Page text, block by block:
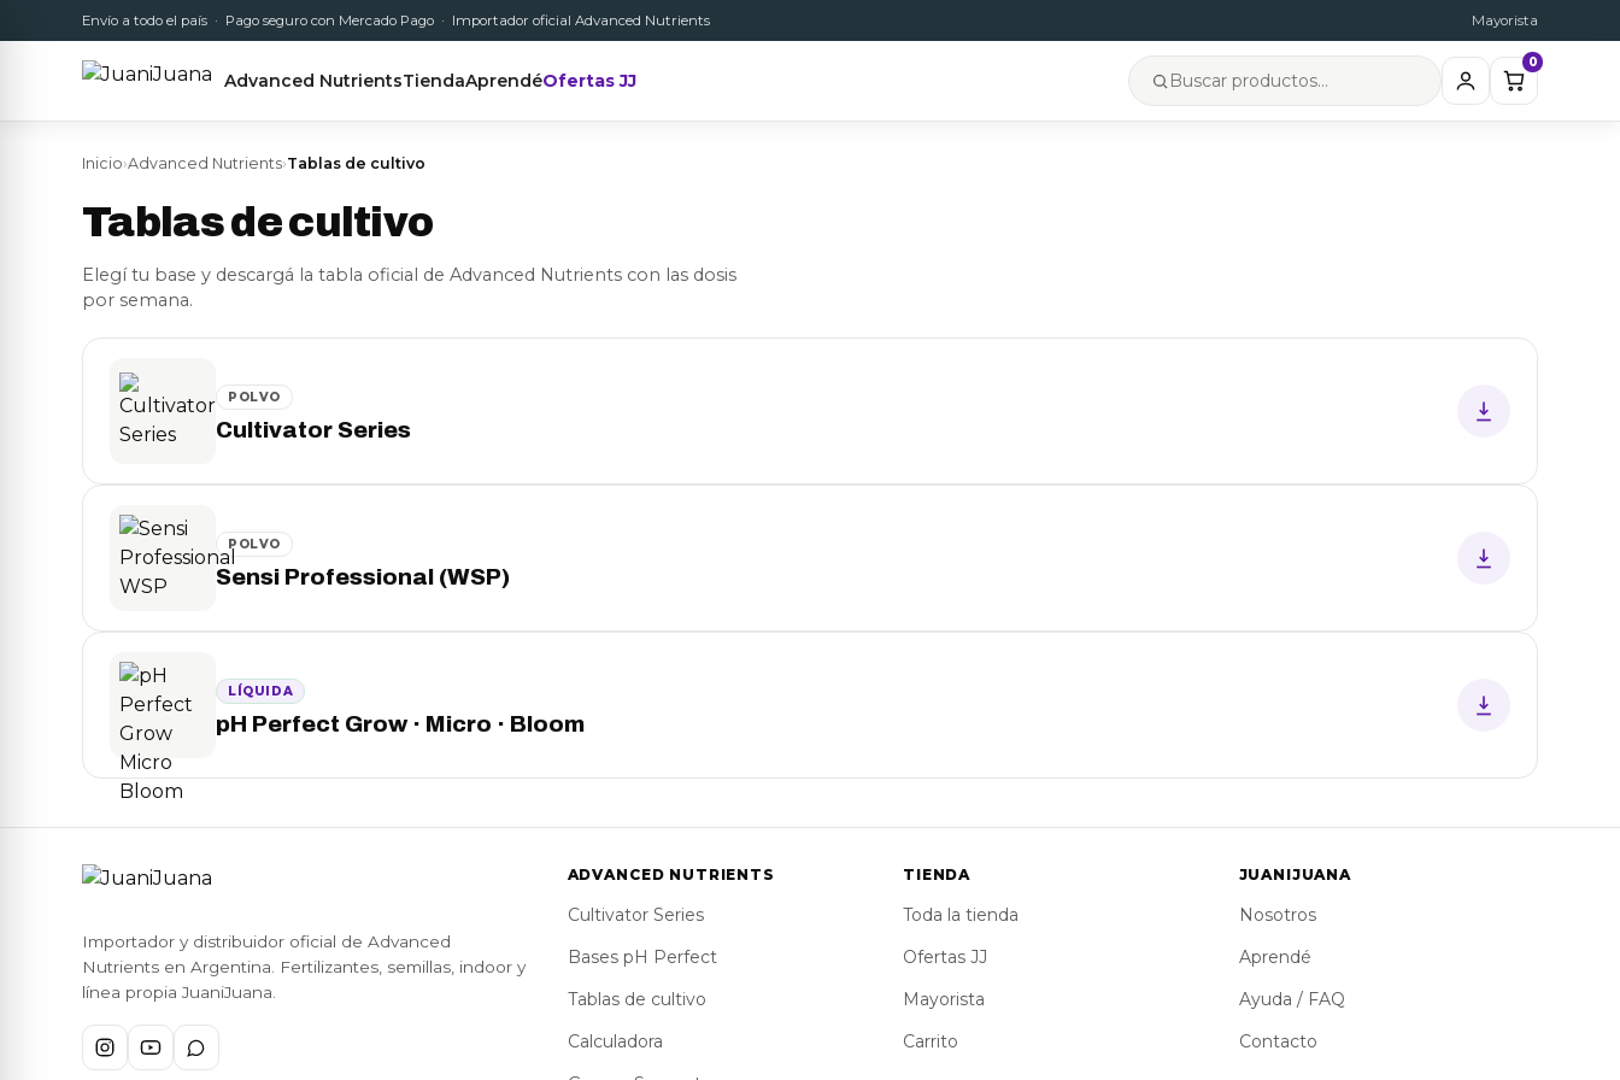
Envío a todo el país · Pago seguro con Mercado Pago · Importador oficial Advanced Nutrients Mayorista
Advanced NutrientsTiendaAprendéOfertas JJ
0
Inicio›Advanced Nutrients›Tablas de cultivo
Tablas de cultivo
Elegí tu base y descargá la tabla oficial de Advanced Nutrients con las dosis
por semana.
POLVO
Cultivator Series
POLVO
Sensi Professional (WSP)
LÍQUIDA
pH Perfect Grow · Micro · Bloom
Importador y distribuidor oficial de Advanced
Nutrients en Argentina. Fertilizantes, semillas, indoor y
línea propia JuaniJuana.
ADVANCED NUTRIENTS
Cultivator Series
Bases pH Perfect
Tablas de cultivo
Calculadora
TIENDA
Toda la tienda
Ofertas JJ
Mayorista
Carrito
JUANIJUANA
Nosotros
Aprendé
Ayuda / FAQ
Contacto